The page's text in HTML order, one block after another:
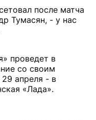
после матча
Тумасян, - у нас
проведет в
со своим
апреля - в
«Лада».